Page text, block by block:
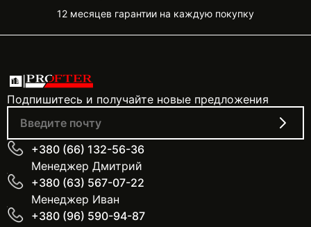
12 месяцев гарантии на каждую покупку
Подпишитесь и получайте новые предложения
+380 (66) 132-56-36
Менеджер Дмитрий
+380 (63) 567-07-22
Менеджер Иван
+380 (96) 590-94-87